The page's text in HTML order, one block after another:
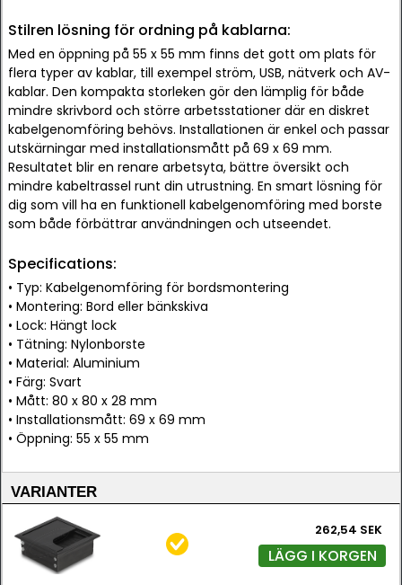
Stilren lösning för ordning på kablarna:
Med en öppning på 55 x 55 mm finns det gott om plats för
flera typer av kablar, till exempel ström, USB, nätverk och AV-
kablar. Den kompakta storleken gör den lämplig för både
mindre skrivbord och större arbetsstationer där en diskret
kabelgenomföring behövs. Installationen är enkel och passar
utskärningar med installationsmått på 69 x 69 mm.
Resultatet blir en renare arbetsyta, bättre översikt och
mindre kabeltrassel runt din utrustning. En smart lösning för
dig som vill ha en funktionell kabelgenomföring med borste
som både förbättrar användningen och utseendet.
Specifications:
• Typ: Kabelgenomföring för bordsmontering
• Montering: Bord eller bänkskiva
• Lock: Hängt lock
• Tätning: Nylonborste
• Material: Aluminium
• Färg: Svart
• Mått: 80 x 80 x 28 mm
• Installationsmått: 69 x 69 mm
• Öppning: 55 x 55 mm
VARIANTER
262,54 SEK
LÄGG I KORGEN